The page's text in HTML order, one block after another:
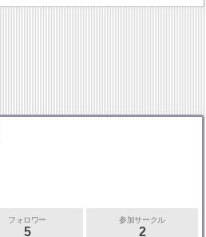
フォロワー
5
参加サークル
2